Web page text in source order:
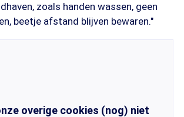
zoals handen wassen, geen
beetje afstand blijven bewaren."
overige cookies (nog) niet